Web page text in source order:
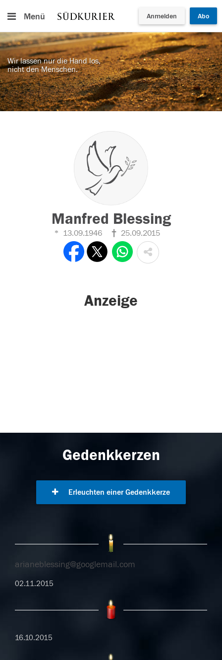
Menü Anmelden Abo
Wir lassen nur die Hand los,
nicht den Menschen.
Manfred Blessing
13.09.1946 25.09.2015
Anzeige
Gedenkkerzen
Erleuchten einer Gedenkkerze
arianeblessing@googlemail.com
02.11.2015
16.10.2015